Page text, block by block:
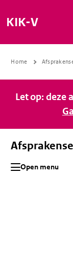
KIK-V
Home
Let op: deze
Open menu